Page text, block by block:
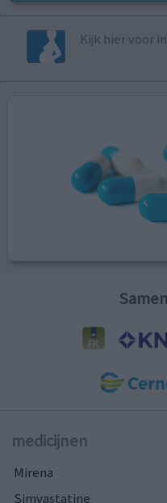
Kijk hier voor
medicijnen
Mirena
Simvastatine